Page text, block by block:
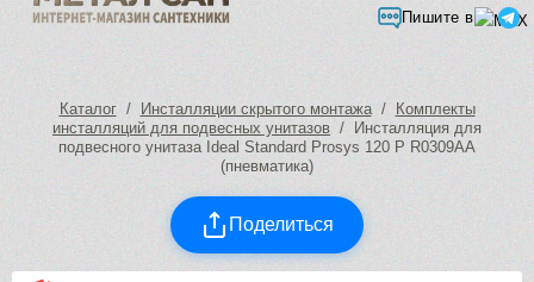
Пишите в
Каталог/ Инсталляции скрытого монтажа/
Комплекты
инсталляций для подвесных унитазов / Инсталляция для
подвесного унитаза Ideal Standard Prosys 120 P R0309AA
(пневматика)
Поделиться